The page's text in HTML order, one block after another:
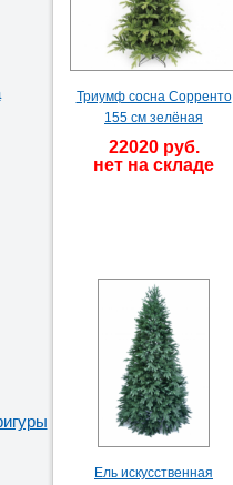
Триумф сосна Сорренто
155 см зелёная
22020 руб.
нет на складе
Ель искусственная